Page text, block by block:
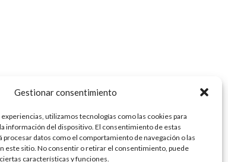
Gestionar consentimiento
utilizamos tecnologías como las cookies para
información del dispositivo. El consentimiento de estas
datos como el comportamiento de navegación o las
este sitio. No consentir o retirar el consentimiento, puede
características y funciones.